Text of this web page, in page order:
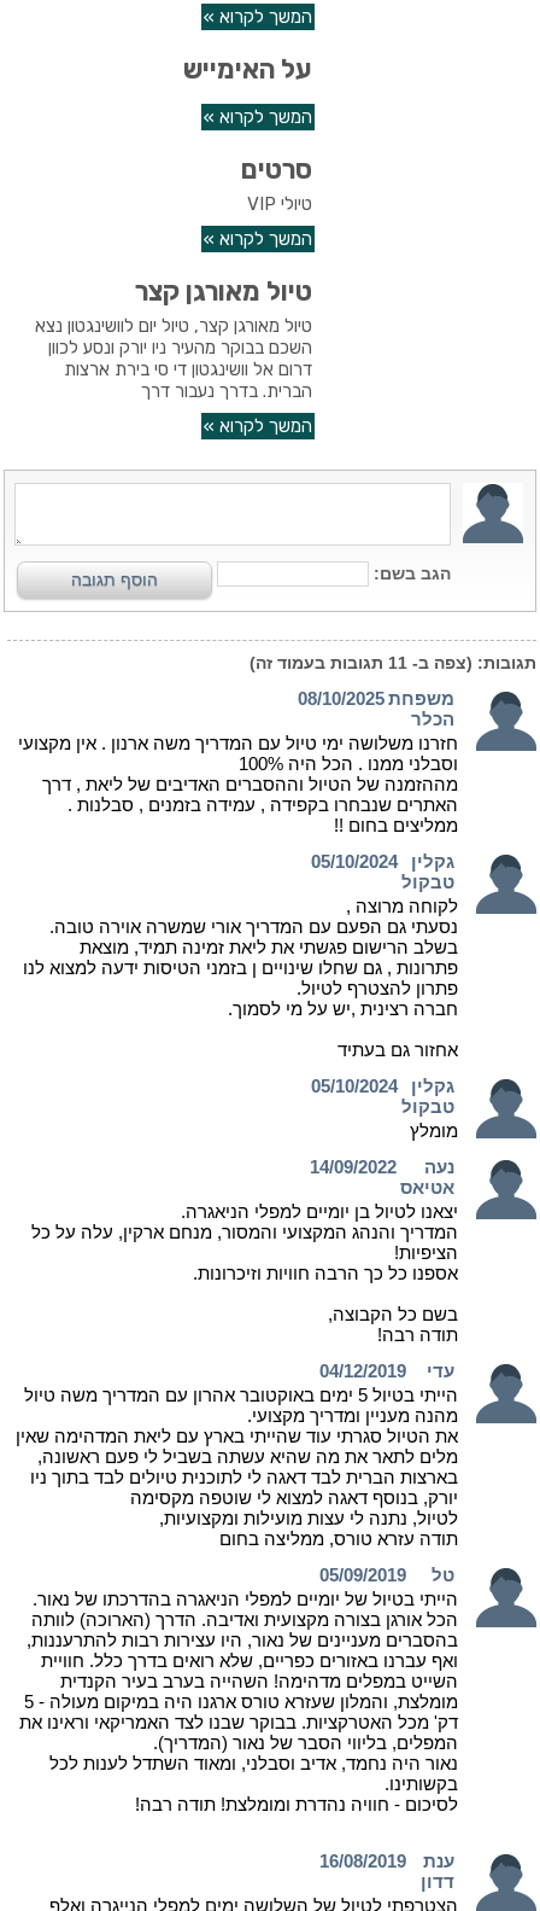
המשך לקרוא »
על האימייש
המשך לקרוא »
סרטים
טיולי VIP
המשך לקרוא »
טיול מאורגן קצר
טיול מאורגן קצר, טיול יום לוושינגטון נצא
השכם בבוקר מהעיר ניו יורק ונסע לכוון
דרום אל וושינגטון די סי בירת ארצות
הברית. בדרך נעבור דרך
המשך לקרוא »